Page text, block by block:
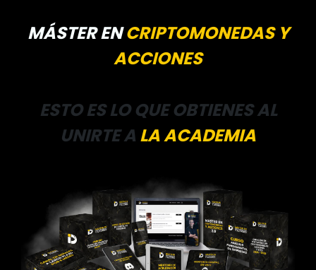
MÁSTER EN CRIPTOMONEDAS Y
ACCIONES
ESTO ES LO QUE OBTIENES AL
UNIRTE A LAACADEMIA